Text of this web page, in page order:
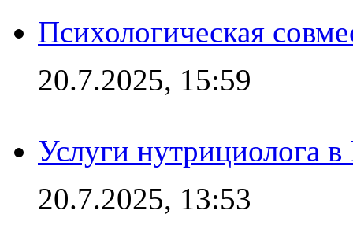
Психологическая
20.7.2025, 15:59
Услуги нутрициолога
20.7.2025, 13:53